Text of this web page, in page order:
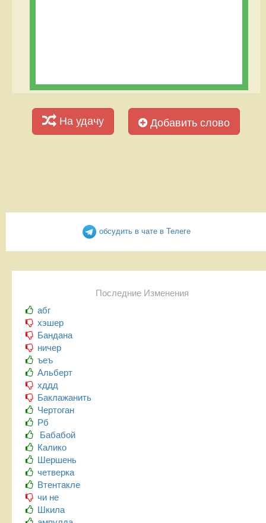
На удачу Добавить слово
обсудить в чате в Телеге
Последние Изменения
абг
хэшер
Бандана
ничер
ъеъ
Альберт
хддд
Баклажанить
Чертоган
Рб
Бабабой
Калико
Шершень
четверка
Втентакле
чи не
Шкила